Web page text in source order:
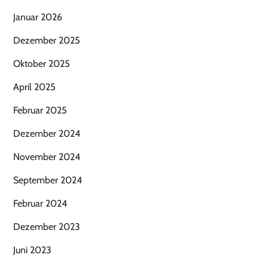
Januar 2026
Dezember 2025
Oktober 2025
April 2025
Februar 2025
Dezember 2024
November 2024
September 2024
Februar 2024
Dezember 2023
Juni 2023